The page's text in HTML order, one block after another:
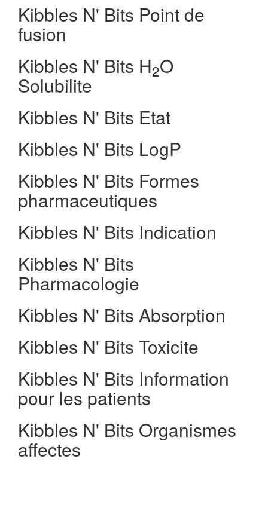
Kibbles N' Bits Point de
fusion
Kibbles N' Bits H2O
Solubilite
Kibbles N' Bits Etat
Kibbles N' Bits LogP
Kibbles N' Bits Formes
pharmaceutiques
Kibbles N' Bits Indication
Kibbles N' Bits
Pharmacologie
Kibbles N' Bits Absorption
Kibbles N' Bits Toxicite
Kibbles N' Bits Information
pour les patients
Kibbles N' Bits Organismes
affectes